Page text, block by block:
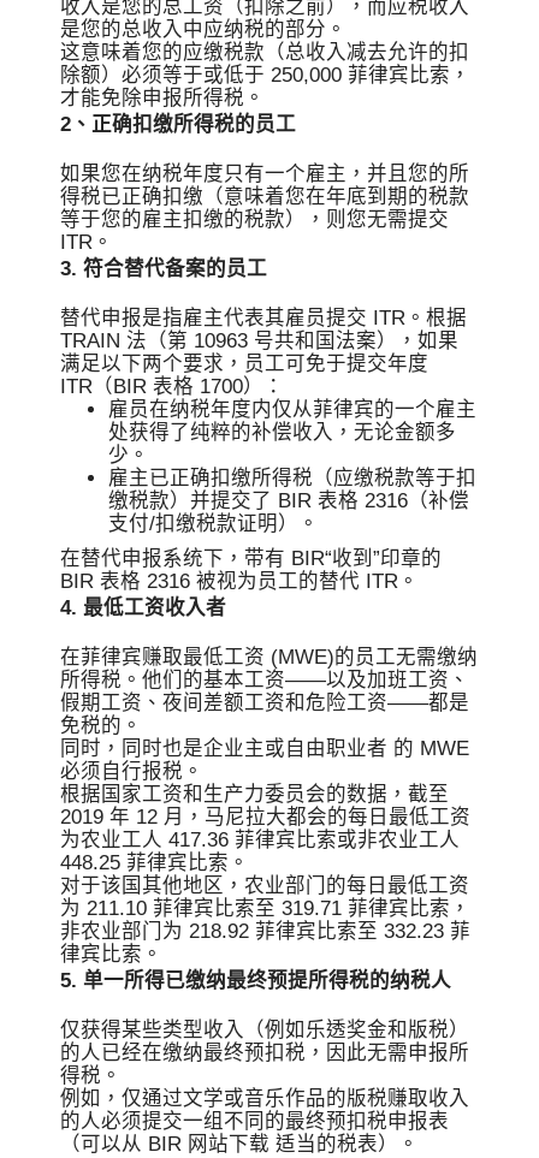
收入是您的总工资（扣除之前），而应税收入
是您的总收入中应纳税的部分。
这意味着您的应缴税款（总收入减去允许的扣
除额）必须等于或低于 250,000 菲律宾比索，
才能免除申报所得税。
2、正确扣缴所得税的员工
如果您在纳税年度只有一个雇主，并且您的所
得税已正确扣缴（意味着您在年底到期的税款
等于您的雇主扣缴的税款），则您无需提交
ITR。
3. 符合替代备案的员工
替代申报是指雇主代表其雇员提交 ITR。根据
TRAIN 法（第 10963 号共和国法案），如果
满足以下两个要求，员工可免于提交年度
ITR（BIR 表格 1700）：
雇员在纳税年度内仅从菲律宾的一个雇主
处获得了纯粹的补偿收入，无论金额多
少。
雇主已正确扣缴所得税（应缴税款等于扣
缴税款）并提交了 BIR 表格 2316（补偿
支付/扣缴税款证明）。
在替代申报系统下，带有 BIR“收到”印章的
BIR 表格 2316 被视为员工的替代 ITR。
4. 最低工资收入者
在菲律宾赚取最低工资 (MWE)的员工无需缴纳
所得税。他们的基本工资——以及加班工资、
假期工资、夜间差额工资和危险工资——都是
免税的。
同时，同时也是企业主或自由职业者 的 MWE
必须自行报税。
根据国家工资和生产力委员会的数据，截至
2019 年 12 月，马尼拉大都会的每日最低工资
为农业工人 417.36 菲律宾比索或非农业工人
448.25 菲律宾比索。
对于该国其他地区，农业部门的每日最低工资
为 211.10 菲律宾比索至 319.71 菲律宾比索，
非农业部门为 218.92 菲律宾比索至 332.23 菲
律宾比索。
5. 单一所得已缴纳最终预提所得税的纳税人
仅获得某些类型收入（例如乐透奖金和版税）
的人已经在缴纳最终预扣税，因此无需申报所
得税。
例如，仅通过文学或音乐作品的版税赚取收入
的人必须提交一组不同的最终预扣税申报表
（可以从 BIR 网站下载 适当的税表）。